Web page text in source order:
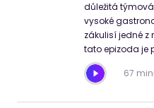
důležitá
vysoké
zákulisí jedné z
tato epizoda je
67